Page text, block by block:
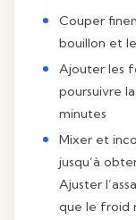
Couper
bouillon et
Ajouter les
poursuivre
minutes
Mixer et
jusqu’à
Ajuster
que le froid